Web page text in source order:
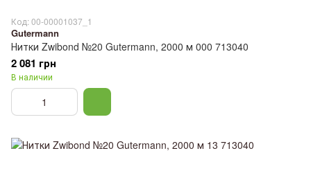
Код: 00-00001037_1
Gutermann
Нитки Zwibond №20 Gutermann, 2000 м 000 713040
2 081 грн
В наличии